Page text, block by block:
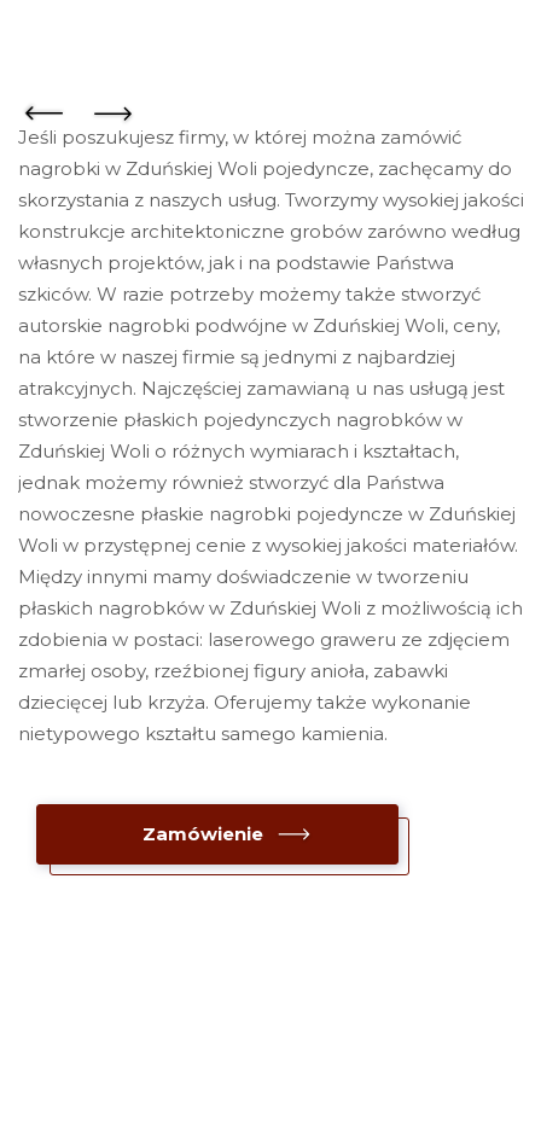
Jeśli poszukujesz firmy, w której można zamówić
nagrobki w Zduńskiej Woli pojedyncze, zachęcamy do
skorzystania z naszych usług. Tworzymy wysokiej jakości
konstrukcje architektoniczne grobów zarówno według
własnych projektów, jak i na podstawie Państwa
szkiców. W razie potrzeby możemy także stworzyć
autorskie nagrobki podwójne w Zduńskiej Woli, ceny,
na które w naszej firmie są jednymi z najbardziej
atrakcyjnych. Najczęściej zamawianą u nas usługą jest
stworzenie płaskich pojedynczych nagrobków w
Zduńskiej Woli o różnych wymiarach i kształtach,
jednak możemy również stworzyć dla Państwa
nowoczesne płaskie nagrobki pojedyncze w Zduńskiej
Woli w przystępnej cenie z wysokiej jakości materiałów.
Między innymi mamy doświadczenie w tworzeniu
płaskich nagrobków w Zduńskiej Woli z możliwością ich
zdobienia w postaci: laserowego graweru ze zdjęciem
zmarłej osoby, rzeźbionej figury anioła, zabawki
dziecięcej lub krzyża. Oferujemy także wykonanie
nietypowego kształtu samego kamienia.
Zamówienie